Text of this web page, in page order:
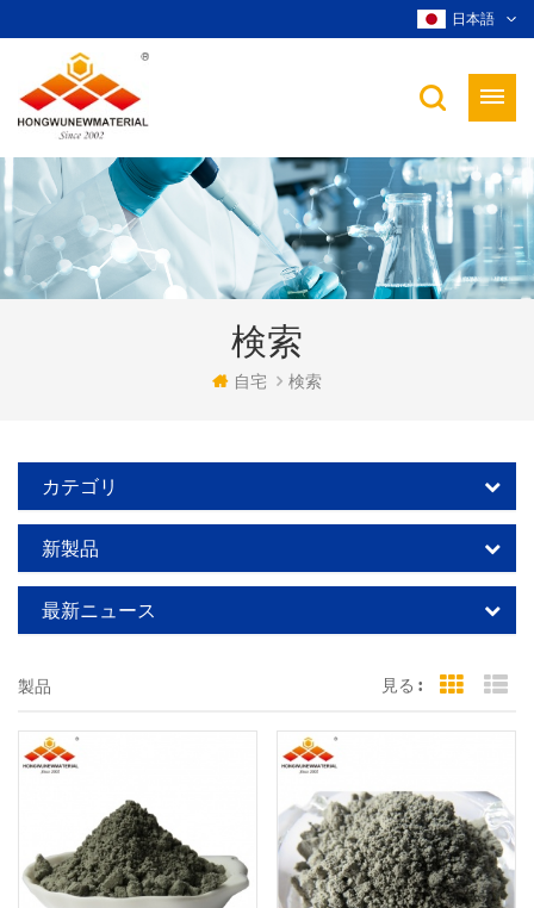
日本語
検索
自宅 検索
カテゴリ
新製品
最新ニュース
製品 見る : Grid